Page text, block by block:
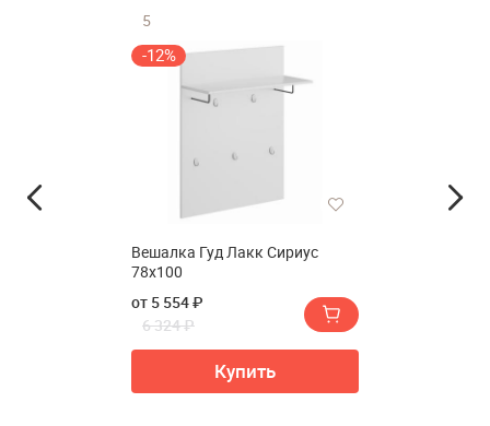
5
-12%
Вешалка Гуд Лакк Сириус
78х100
от 5 554 ₽
6 324 ₽
Купить